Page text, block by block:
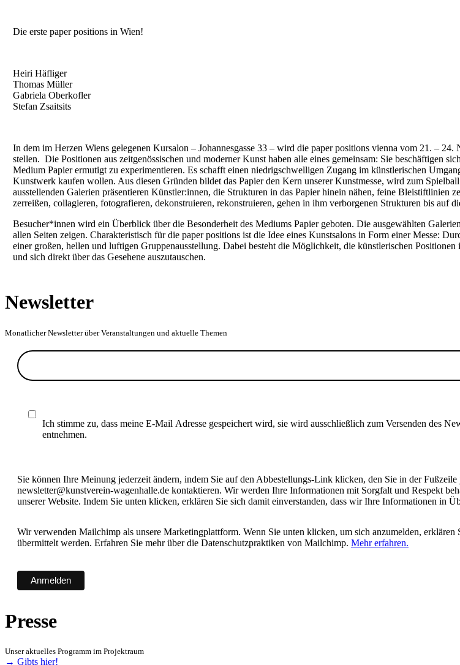
Die erste paper positions in Wien!
Heiri Häfliger
Thomas Müller
Gabriela Oberkofler
Stefan Zsaitsits
In dem im Herzen Wiens gelegenen Kursalon – Johannesgasse 33 – wird die paper positions vienna vom 21. –
stellen. Die Positionen aus zeitgenössischen und moderner Kunst haben alle eines gemeinsam: Sie beschäftigen
Medium Papier ermutigt zu experimentieren. Es schafft einen niedrigschwelligen Zugang im künstlerischen
Kunstwerk kaufen wollen. Aus diesen Gründen bildet das Papier den Kern unserer Kunstmesse, wird zum
ausstellenden Galerien präsentieren Künstler:innen, die Strukturen in das Papier hinein nähen, feine Bleistiftlinien
zerreißen, collagieren, fotografieren, dekonstruieren, rekonstruieren, gehen in ihm verborgenen Strukturen bis auf
Besucher*innen wird ein Überblick über die Besonderheit des Mediums Papier geboten. Die ausgewählten
allen Seiten zeigen. Charakteristisch für die paper positions ist die Idee eines Kunstsalons in Form einer Messe:
einer großen, hellen und luftigen Gruppenausstellung. Dabei besteht die Möglichkeit, die künstlerischen
und sich direkt über das Gesehene auszutauschen.
Newsletter
Monatlicher Newsletter über Veranstaltungen und aktuelle Themen
Ich stimme zu, dass meine E-Mail Adresse gespeichert wird, sie wird ausschließlich zum Versenden des
entnehmen.
Sie können Ihre Meinung jederzeit ändern, indem Sie auf den Abbestellungs-Link klicken, den Sie in der
newsletter@kunstverein-wagenhalle.de kontaktieren. Wir werden Ihre Informationen mit Sorgfalt und Respekt
unserer Website. Indem Sie unten klicken, erklären Sie sich damit einverstanden, dass wir Ihre Informationen in
Wir verwenden Mailchimp als unsere Marketingplattform. Wenn Sie unten klicken, um sich anzumelden,
übermittelt werden. Erfahren Sie mehr über die Datenschutzpraktiken von Mailchimp. Mehr erfahren.
Presse
Unser aktuelles Programm im Projektraum
→ Gibts hier!